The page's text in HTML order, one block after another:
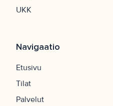
UKK
Navigaatio
Etusivu
Tilat
Palvelut